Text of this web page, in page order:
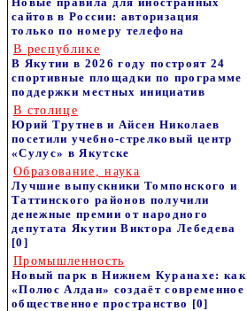
сайтов в России: авторизация
только по номеру телефона
В республике
В Якутии в 2026 году построят 24
спортивные площадки по программе
поддержки местных инициатив
В столице
Юрий Трутнев и Айсен Николаев
посетили учебно-стрелковый центр
«Сулус» в Якутске
Образование, наука
Лучшие выпускники Томпонского и
Таттинского районов получили
денежные премии от народного
депутата Якутии Виктора Лебедева
[0]
Промышленность
Новый парк в Нижнем Куранахе: как
«Полюс Алдан» создаёт современное
общественное пространство [0]